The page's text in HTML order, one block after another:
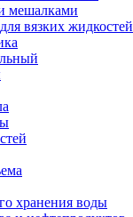
мешалками
вязких жидкостей
хранения воды